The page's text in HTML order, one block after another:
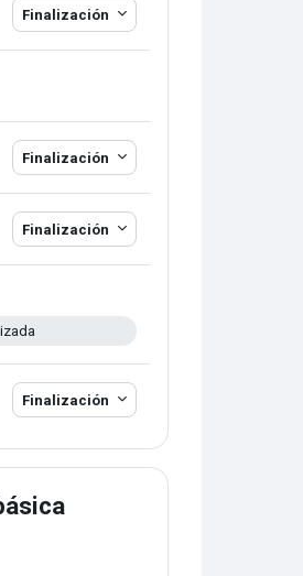
Finalización
Finalización
Finalización
Finalización